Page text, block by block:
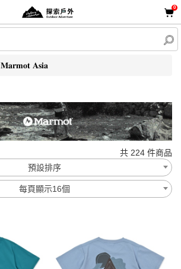
0
𝐌𝐚𝐫𝐦𝐨𝐭 𝐀𝐬𝐢𝐚
共 224 件商品
預設排序
每頁顯示16個